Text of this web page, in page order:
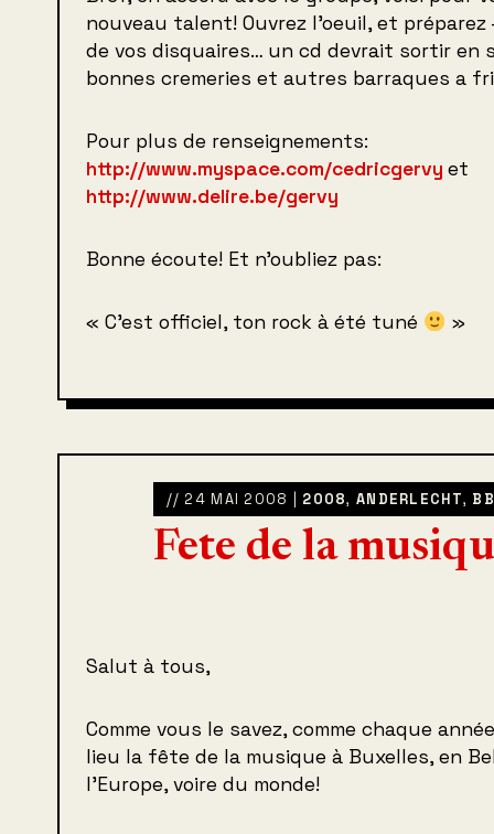
nouveau talent! Ouvrez l’oeuil, et
de vos disquaires… un cd devrait sortir en
bonnes cremeries et autres barraques a
Pour plus de renseignements:
http://www.myspace.com/cedricgervy et
http://www.delire.be/gervy
Bonne écoute! Et n’oubliez pas:
« C’est officiel, ton rock à été tuné »
// 24 MAI 2008 | 2008,ANDERLECHT,
Fete de la
Salut à tous,
Comme vous le savez, comme chaque
lieu la fête de la musique à Buxelles, en
l’Europe, voire du monde!